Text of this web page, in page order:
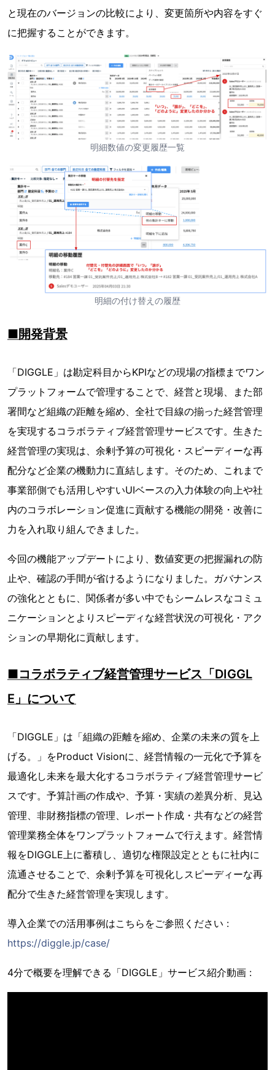
と現在のバージョンの比較により、変更箇所や内容をすぐ
に把握することができます。
明細数値の変更履歴一覧
明細の付け替えの履歴
■開発背景
「DIGGLE」は勘定科目からKPIなどの現場の指標までワン
プラットフォームで管理することで、経営と現場、また部
署間など組織の距離を縮め、全社で目線の揃った経営管理
を実現するコラボラティブ経営管理サービスです。生きた
経営管理の実現は、余剰予算の可視化・スピーディーな再
配分など企業の機動力に直結します。そのため、これまで
事業部側でも活用しやすいUIベースの入力体験の向上や社
内のコラボレーション促進に貢献する機能の開発・改善に
力を入れ取り組んできました。
今回の機能アップデートにより、数値変更の把握漏れの防
止や、確認の手間が省けるようになりました。ガバナンス
の強化とともに、関係者が多い中でもシームレスなコミュ
ニケーションとよりスピーディな経営状況の可視化・アク
ションの早期化に貢献します。
■コラボラティブ経営管理サービス「DIGGL
E」について
「DIGGLE」は「組織の距離を縮め、企業の未来の質を上
げる。」をProduct Visionに、経営情報の一元化で予算を
最適化し未来を最大化するコラボラティブ経営管理サービ
スです。予算計画の作成や、予算・実績の差異分析、見込
管理、非財務指標の管理、レポート作成・共有などの経営
管理業務全体をワンプラットフォームで行えます。経営情
報をDIGGLE上に蓄積し、適切な権限設定とともに社内に
流通させることで、余剰予算を可視化しスピーディーな再
配分で生きた経営管理を実現します。
導入企業での活用事例はこちらをご参照ください :
https://diggle.jp/case/
4分で概要を理解できる「DIGGLE」サービス紹介動画 :